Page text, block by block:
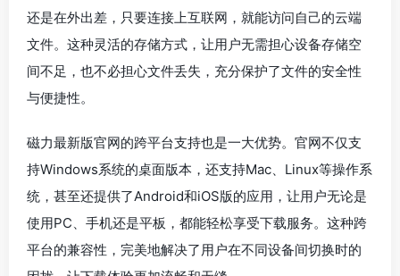
还是在外出差，只要连接上互联网，就能访问自己的云端
文件。这种灵活的存储方式，让用户无需担心设备存储空
间不足，也不必担心文件丢失，充分保护了文件的安全性
与便捷性。
磁力最新版官网的跨平台支持也是一大优势。官网不仅支
持Windows系统的桌面版本，还支持Mac、Linux等操作系
统，甚至还提供了Android和iOS版的应用，让用户无论是
使用PC、手机还是平板，都能轻松享受下载服务。这种跨
平台的兼容性，完美地解决了用户在不同设备间切换时的